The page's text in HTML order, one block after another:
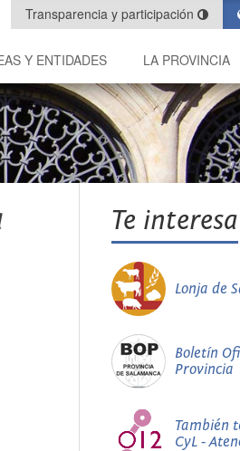
Transparencia y participación
Y ENTIDADES LA PROVINCIA
Te interesa
Lonja de
Boletín
Provincia
También
CyL -